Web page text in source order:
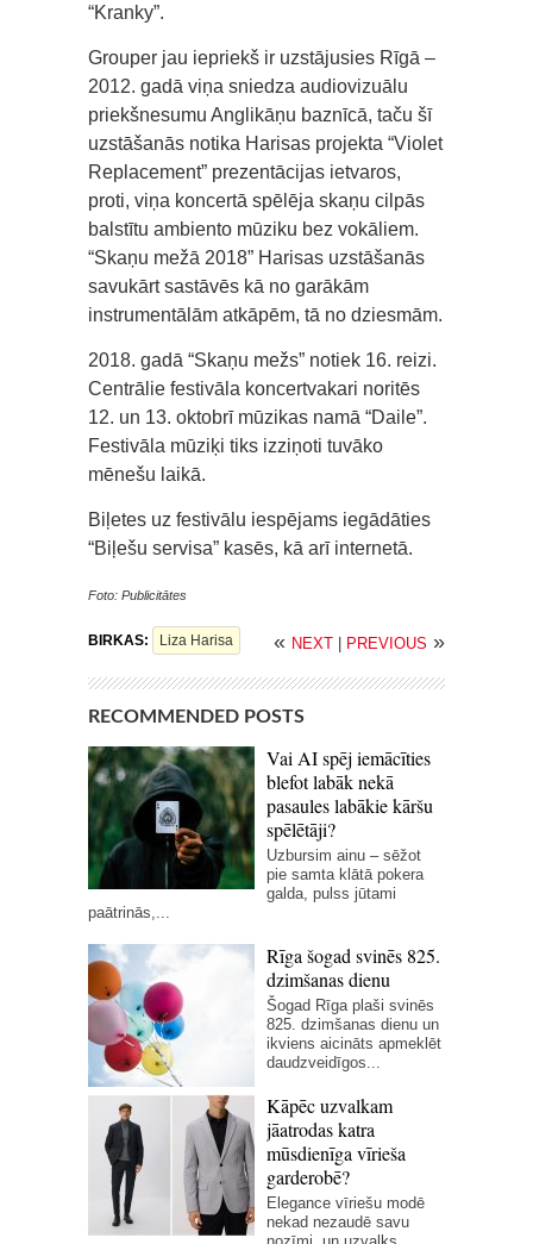
“Kranky”.
Grouper jau iepriekš ir uzstājusies Rīgā –
2012. gadā viņa sniedza audiovizuālu
priekšnesumu Anglikāņu baznīcā, taču šī
uzstāšanās notika Harisas projekta “Violet
Replacement” prezentācijas ietvaros,
proti, viņa koncertā spēlēja skaņu cilpās
balstītu ambiento mūziku bez vokāliem.
“Skaņu mežā 2018” Harisas uzstāšanās
savukārt sastāvēs kā no garākām
instrumentālām atkāpēm, tā no dziesmām.
2018. gadā “Skaņu mežs” notiek 16. reizi.
Centrālie festivāla koncertvakari noritēs
12. un 13. oktobrī mūzikas namā “Daile”.
Festivāla mūziķi tiks izziņoti tuvāko
mēnešu laikā.
Biļetes uz festivālu iespējams iegādāties
“Biļešu servisa” kasēs, kā arī internetā.
Foto: Publicitātes
BIRKAS: Liza Harisa « NEXT PREVIOUS »
RECOMMENDED POSTS
Vai AI spēj iemācīties
blefot labāk nekā
pasaules labākie kāršu
spēlētāji?
Uzbursim ainu – sēžot
pie samta klātā pokera
galda, pulss jūtami
paātrinās,...
Rīga šogad svinēs 825.
dzimšanas dienu
Šogad Rīga plaši svinēs
825. dzimšanas dienu un
ikviens aicināts apmeklēt
daudzveidīgos...
Kāpēc uzvalkam
jāatrodas katra
mūsdienīga vīrieša
garderobē?
Elegance vīriešu modē
nekad nezaudē savu